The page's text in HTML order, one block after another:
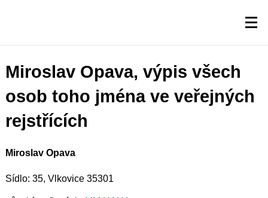
Miroslav Opava, výpis všech
osob toho jména ve veřejných
rejstřících
Miroslav Opava
Sídlo: 35, Vlkovice 35301